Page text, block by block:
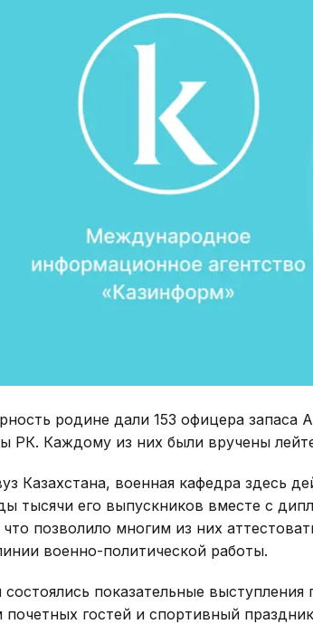
родине дали 153 офицера запаса
РК. Каждому из них были вручены
Казахстана, военная кафедра здесь
тысячи его выпускников вместе с
что позволило многим из них
военно-политической работы.
показательные выступления
гостей и спортивный